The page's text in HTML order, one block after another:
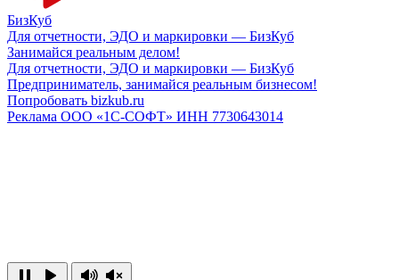
БизКуб
Для отчетности, ЭДО и маркировки — БизКуб
Занимайся реальным делом!
Для отчетности, ЭДО и маркировки — БизКуб
Предприниматель, занимайся реальным бизнесом!
Попробовать bizkub.ru
Реклама ООО «1С-СОФТ» ИНН 7730643014